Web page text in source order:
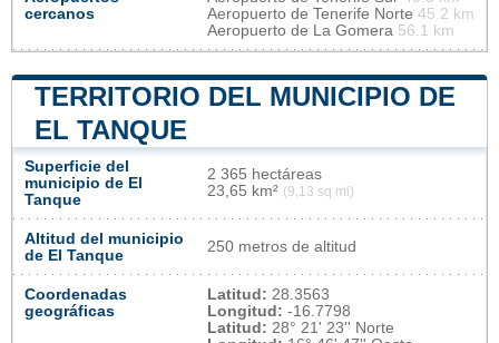
cercanos
Aeropuerto de Tenerife Norte 45.2 km
Aeropuerto de La Gomera 56.1 km
TERRITORIO DEL MUNICIPIO DE
EL TANQUE
Superficie del
municipio de El
Tanque
2 365 hectáreas
23,65 km² (9,13 sq mi)
Altitud del municipio
de El Tanque
250 metros de altitud
Coordenadas
geográficas
Latitud: 28.3563
Longitud: -16.7798
Latitud: 28° 21' 23'' Norte